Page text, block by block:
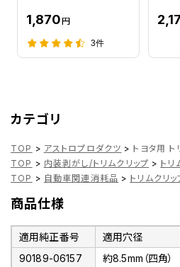
1,870円
3件
カテゴリ
TOP > アストロプロダクツ > トヨタ用 ト
TOP > 内装剥がし/トリムクリップ > トリ
TOP > 自動車関連消耗品 > トリムクリ
商品仕様
適用純正番号 適用穴径
90189-06157
約8.5mm（四角）